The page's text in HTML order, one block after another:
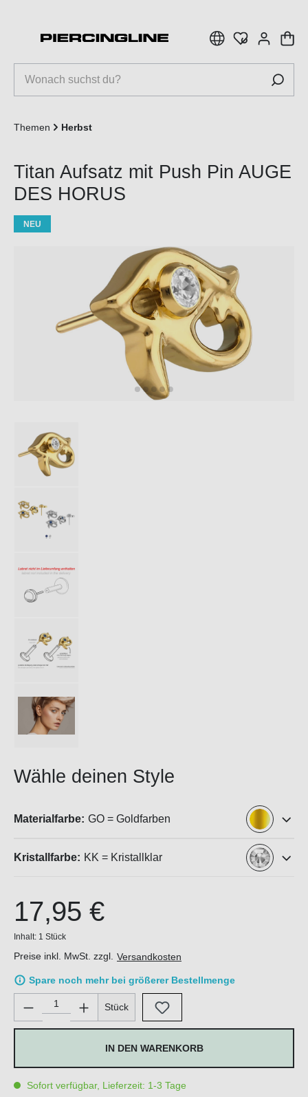
Themen Herbst
Titan Aufsatz mit Push Pin AUGE
DES HORUS
NEU
Wähle deinen Style
Materialfarbe: GO = Goldfarben
Kristallfarbe: KK = Kristallklar
17,95 €
Inhalt: 1 Stück
Preise inkl. MwSt. zzgl. Versandkosten
Spare noch mehr bei größerer Bestellmenge
Produkt Anzahl: Gib den gewünschten Wert ein oder
Stück
IN DEN WARENKORB
Sofort verfügbar, Lieferzeit: 1-3 Tage